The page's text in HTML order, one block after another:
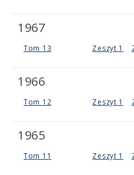
1967
Tom 13 Zeszyt 1
1966
Tom 12 Zeszyt 1
1965
Tom 11 Zeszyt 1